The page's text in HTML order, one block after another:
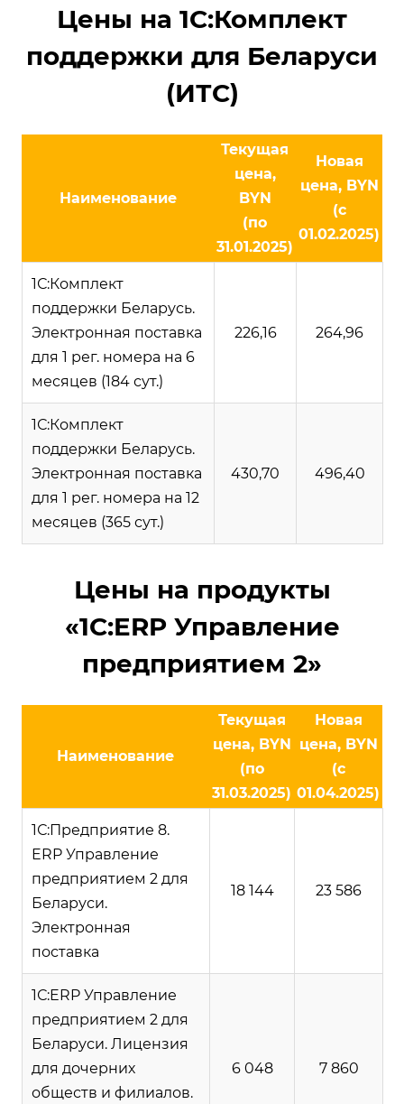
Цены на 1С:Комплект
поддержки для Беларуси
(ИТС)
Наименование
Текущая
цена,
BYN
(по
31.01.2025)
Новая
цена, BYN
(с
01.02.2025)
1С:Комплект
поддержки Беларусь.
Электронная поставка
для 1 рег. номера на 6
месяцев (184 сут.)
226,16 264,96
1С:Комплект
поддержки Беларусь.
Электронная поставка
для 1 рег. номера на 12
месяцев (365 сут.)
430,70 496,40
Цены на продукты
«1С:ERP Управление
предприятием 2»
Наименование
Текущая
цена, BYN
(по
31.03.2025)
Новая
цена, BYN
(с
01.04.2025)
1С:Предприятие 8.
ERP Управление
предприятием 2 для
Беларуси.
Электронная
поставка
18 144 23 586
1С:ERP Управление
предприятием 2 для
Беларуси. Лицензия
для дочерних
обществ и филиалов.
6 048 7 860